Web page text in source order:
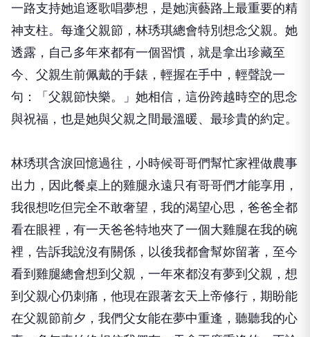
一路支持她追逐歌唱夢想，是她演藝路上最重要的精
神支柱。每逢父親節，林琇琪總會特別想念父親。她
透露，自己多年來都有一個習慣，就是拿出珍藏至
今、父親生前佩戴的手錶，輕握在手中，輕聲說一
句：「父親節快樂。」她相信，這份跨越時空的思念
與祝福，也是她與父親之間最溫暖、最珍貴的約定。
林琇琪含淚回憶過往，小時候哥哥們幫忙家裡做農事
出力，因此餐桌上的雞腿永遠只有哥哥們才能享用，
我很想吃但完全不敢奢望，我的渴望心思，爸爸全都
看在眼裡，有一天爸爸特地夾了一個大雞腿在我的碗
裡，告訴我說沒有關係，以後我都會幫妳留著，至今
看到雞腿總會想到父親，一年來都沒有夢到父親，想
到父親心仍刺痛，他現在跟著玄天上帝修行，期盼能
在父親節前夕，我們父女能在夢中重逢，聽聽我的心